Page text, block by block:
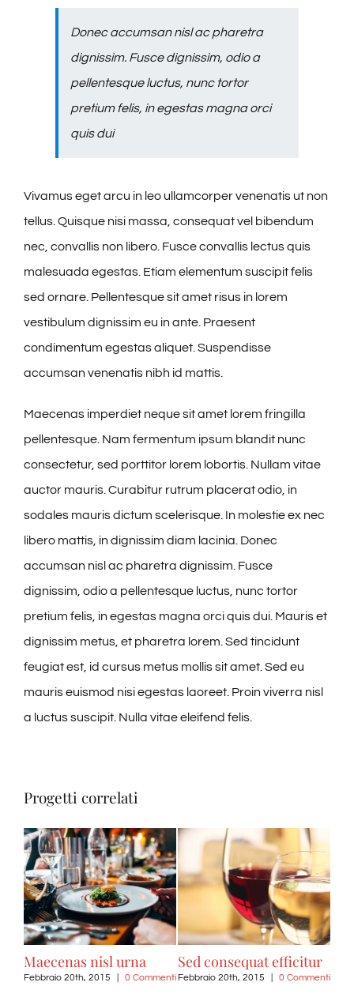
Donec accumsan nisl ac pharetra
dignissim. Fusce dignissim, odio a
pellentesque luctus, nunc tortor
pretium felis, in egestas magna orci
quis dui
Vivamus eget arcu in leo ullamcorper venenatis ut non
tellus. Quisque nisi massa, consequat vel bibendum
nec, convallis non libero. Fusce convallis lectus quis
malesuada egestas. Etiam elementum suscipit felis
sed ornare. Pellentesque sit amet risus in lorem
vestibulum dignissim eu in ante. Praesent
condimentum egestas aliquet. Suspendisse
accumsan venenatis nibh id mattis.
Maecenas imperdiet neque sit amet lorem fringilla
pellentesque. Nam fermentum ipsum blandit nunc
consectetur, sed porttitor lorem lobortis. Nullam vitae
auctor mauris. Curabitur rutrum placerat odio, in
sodales mauris dictum scelerisque. In molestie ex nec
libero mattis, in dignissim diam lacinia. Donec
accumsan nisl ac pharetra dignissim. Fusce
dignissim, odio a pellentesque luctus, nunc tortor
pretium felis, in egestas magna orci quis dui. Mauris et
dignissim metus, et pharetra lorem. Sed tincidunt
feugiat est, id cursus metus mollis sit amet. Sed eu
mauris euismod nisi egestas laoreet. Proin viverra nisl
a luctus suscipit. Nulla vitae eleifend felis.
Progetti correlati
Maecenas nisl urna
Febbraio 20th, 2015 0 Commenti
Sed consequat efficitur
Febbraio 20th, 2015 0 Commenti